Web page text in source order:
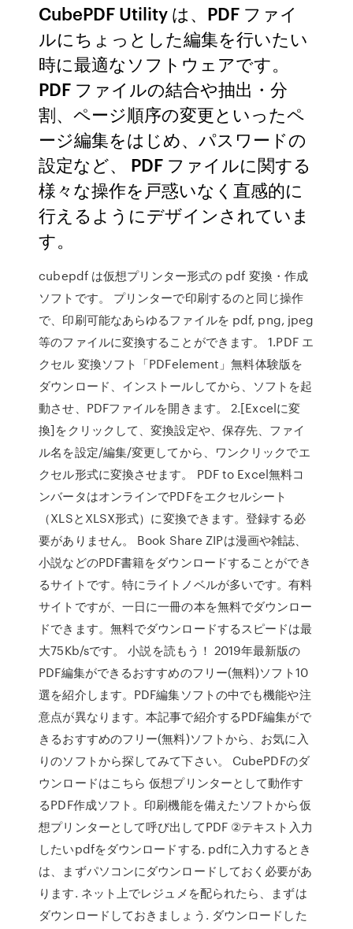
CubePDF Utility は、PDF ファイ
ルにちょっとした編集を行いたい
時に最適なソフトウェアです。
PDF ファイルの結合や抽出・分
割、ページ順序の変更といったペ
ージ編集をはじめ、パスワードの
設定など、 PDF ファイルに関する
様々な操作を戸惑いなく直感的に
行えるようにデザインされていま
す。
cubepdf は仮想プリンター形式の pdf 変換・作成
ソフトです。 プリンターで印刷するのと同じ操作
で、印刷可能なあらゆるファイルを pdf, png, jpeg
等のファイルに変換することができます。 1.PDF エ
クセル 変換ソフト「PDFelement」無料体験版を
ダウンロード、インストールしてから、ソフトを起
動させ、PDFファイルを開きます。 2.[Excelに変
換]をクリックして、変換設定や、保存先、ファイ
ル名を設定/編集/変更してから、ワンクリックでエ
クセル形式に変換させます。 PDF to Excel無料コ
ンバータはオンラインでPDFをエクセルシート
（XLSとXLSX形式）に変換できます。登録する必
要がありません。 Book Share ZIPは漫画や雑誌、
小説などのPDF書籍をダウンロードすることができ
るサイトです。特にライトノベルが多いです。有料
サイトですが、一日に一冊の本を無料でダウンロー
ドできます。無料でダウンロードするスピードは最
大75Kb/sです。 小説を読もう！ 2019年最新版の
PDF編集ができるおすすめのフリー(無料)ソフト10
選を紹介します。PDF編集ソフトの中でも機能や注
意点が異なります。本記事で紹介するPDF編集がで
きるおすすめのフリー(無料)ソフトから、お気に入
りのソフトから探してみて下さい。 CubePDFのダ
ウンロードはこちら 仮想プリンターとして動作す
るPDF作成ソフト。印刷機能を備えたソフトから仮
想プリンターとして呼び出してPDF ②テキスト入力
したいpdfをダウンロードする. pdfに入力するとき
は、まずパソコンにダウンロードしておく必要があ
ります. ネット上でレジュメを配られたら、まずは
ダウンロードしておきましょう. ダウンロードした